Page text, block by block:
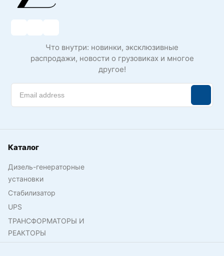
Что внутри: новинки, эксклюзивные
распродажи, новости о грузовиках и многое
другое!
Каталог
Дизель-генераторные
установки
Стабилизатор
UPS
ТРАНСФОРМАТОРЫ И
РЕАКТОРЫ